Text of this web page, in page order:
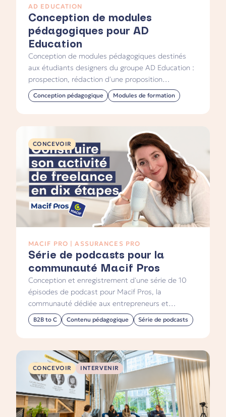
AD EDUCATION
Conception de modules
pédagogiques pour AD
Education
Conception de modules pédagogiques destinés
aux étudiants designers du groupe AD Education :
prospection, rédaction d'une proposition
commerciale et valorisation de projets
professionnels.
Conception pédagogique Modules de formation
CONCEVOIR
MACIF PRO | ASSURANCES PRO
Série de podcasts pour la
communauté Macif Pros
Conception et enregistrement d'une série de 10
épisodes de podcast pour Macif Pros, la
communauté dédiée aux entrepreneurs et
indépendants de la Macif. Un contenu
pédagogique structuré autour des étapes clés de
B2B to C Contenu pédagogique Série de podcasts
CONCEVOIR INTERVENIR